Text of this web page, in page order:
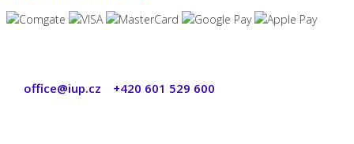
office@iup.cz +420 601 529 600